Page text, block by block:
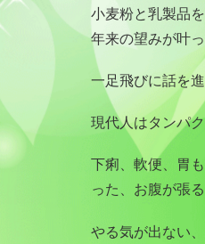
小麦粉と乳製品
年来の望みが叶
一足飛びに話を
現代人はタンパ
下痢、軟便、胃
った、お腹が張
やる気が出ない